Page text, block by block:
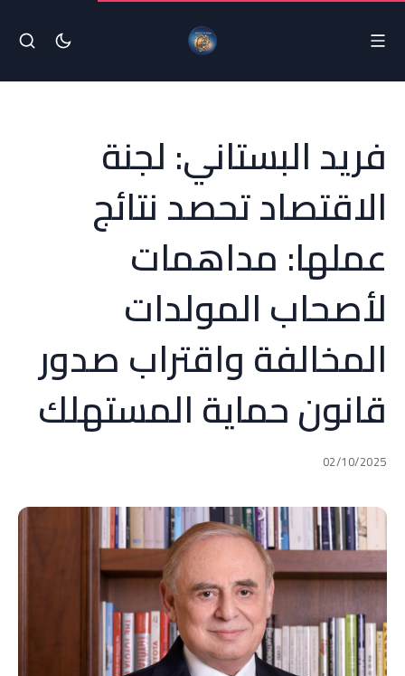
فريد البستاني: لجنة
الاقتصاد تحصد نتائج
عملها: مداهمات
لأصحاب المولدات
المخالفة واقتراب صدور
قانون حماية المستهلك
02/10/2025